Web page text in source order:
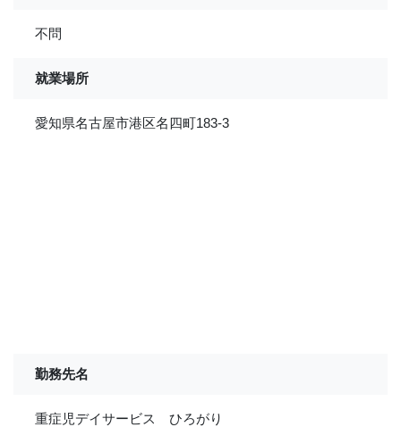
不問
就業場所
愛知県名古屋市港区名四町183-3
勤務先名
重症児デイサービス ひろがり